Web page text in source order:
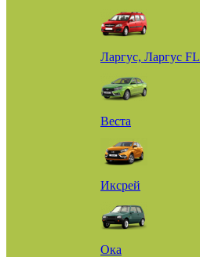
Ларгус, Ларгус FL
Веста
Иксрей
Ока